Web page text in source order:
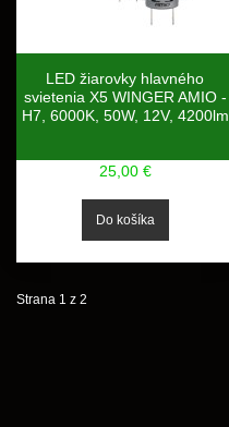
LED žiarovky hlavného
svietenia X5 WINGER AMIO -
H7, 6000K, 50W, 12V, 4200lm
25,00 €
Strana 1 z 2